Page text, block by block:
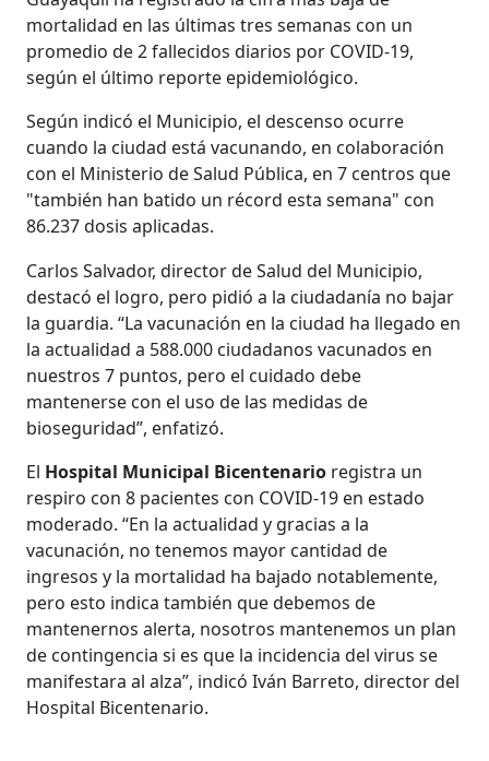
mortalidad en las últimas tres semanas con un
promedio de 2 fallecidos diarios por COVID-19,
según el último reporte epidemiológico.
Según indicó el Municipio, el descenso ocurre
cuando la ciudad está vacunando, en colaboración
con el Ministerio de Salud Pública, en 7 centros que
"también han batido un récord esta semana" con
86.237 dosis aplicadas.
Carlos Salvador, director de Salud del Municipio,
destacó el logro, pero pidió a la ciudadanía no bajar
la guardia. “La vacunación en la ciudad ha llegado en
la actualidad a 588.000 ciudadanos vacunados en
nuestros 7 puntos, pero el cuidado debe
mantenerse con el uso de las medidas de
bioseguridad”, enfatizó.
El Hospital Municipal Bicentenario registra un
respiro con 8 pacientes con COVID-19 en estado
moderado. “En la actualidad y gracias a la
vacunación, no tenemos mayor cantidad de
ingresos y la mortalidad ha bajado notablemente,
pero esto indica también que debemos de
mantenernos alerta, nosotros mantenemos un plan
de contingencia si es que la incidencia del virus se
manifestara al alza”, indicó Iván Barreto, director del
Hospital Bicentenario.